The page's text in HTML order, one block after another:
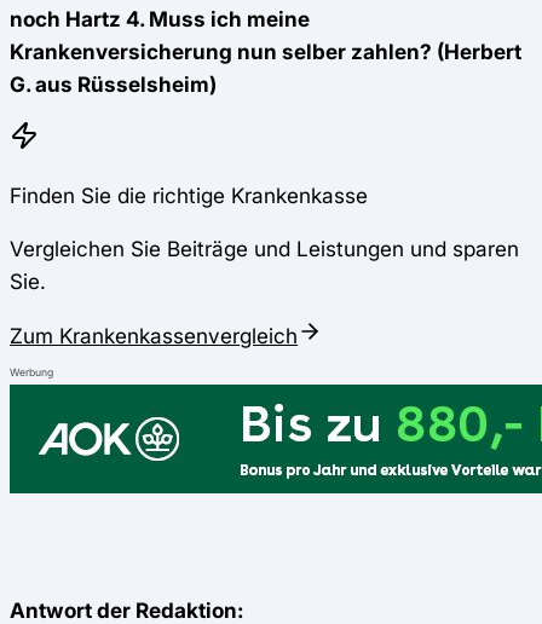
noch Hartz 4. Muss ich meine
Krankenversicherung nun selber zahlen? (Herbert
G. aus Rüsselsheim)
Finden Sie die richtige Krankenkasse
Vergleichen Sie Beiträge und Leistungen und sparen
Sie.
Zum Krankenkassenvergleich
Werbung
Antwort der Redaktion: